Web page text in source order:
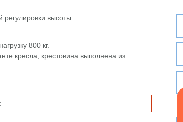
высоты.
800 кг.
кресла, крестовина выполнена из